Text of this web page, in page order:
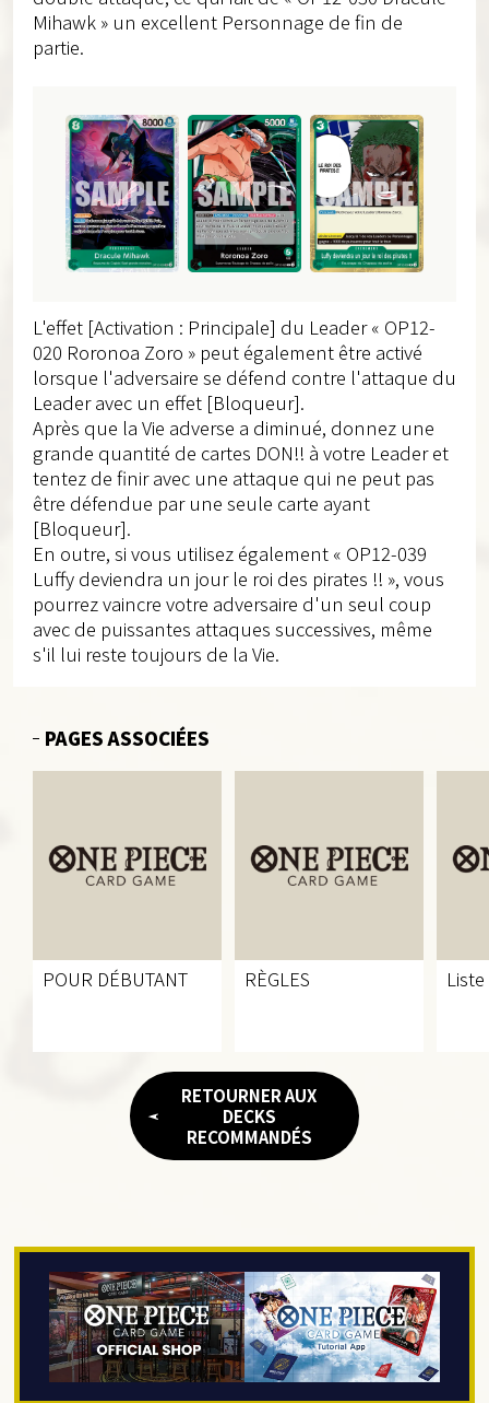
Mihawk » un excellent Personnage de fin de
partie.
L'effet [Activation : Principale] du Leader « OP12-
020 Roronoa Zoro » peut également être activé
lorsque l'adversaire se défend contre l'attaque du
Leader avec un effet [Bloqueur].
Après que la Vie adverse a diminué, donnez une
grande quantité de cartes DON!! à votre Leader et
tentez de finir avec une attaque qui ne peut pas
être défendue par une seule carte ayant
[Bloqueur].
En outre, si vous utilisez également « OP12-039
Luffy deviendra un jour le roi des pirates !! », vous
pourrez vaincre votre adversaire d'un seul coup
avec de puissantes attaques successives, même
s'il lui reste toujours de la Vie.
PAGES ASSOCIÉES
POUR DÉBUTANT RÈGLES
RETOURNER AUX
DECKS
RECOMMANDÉS